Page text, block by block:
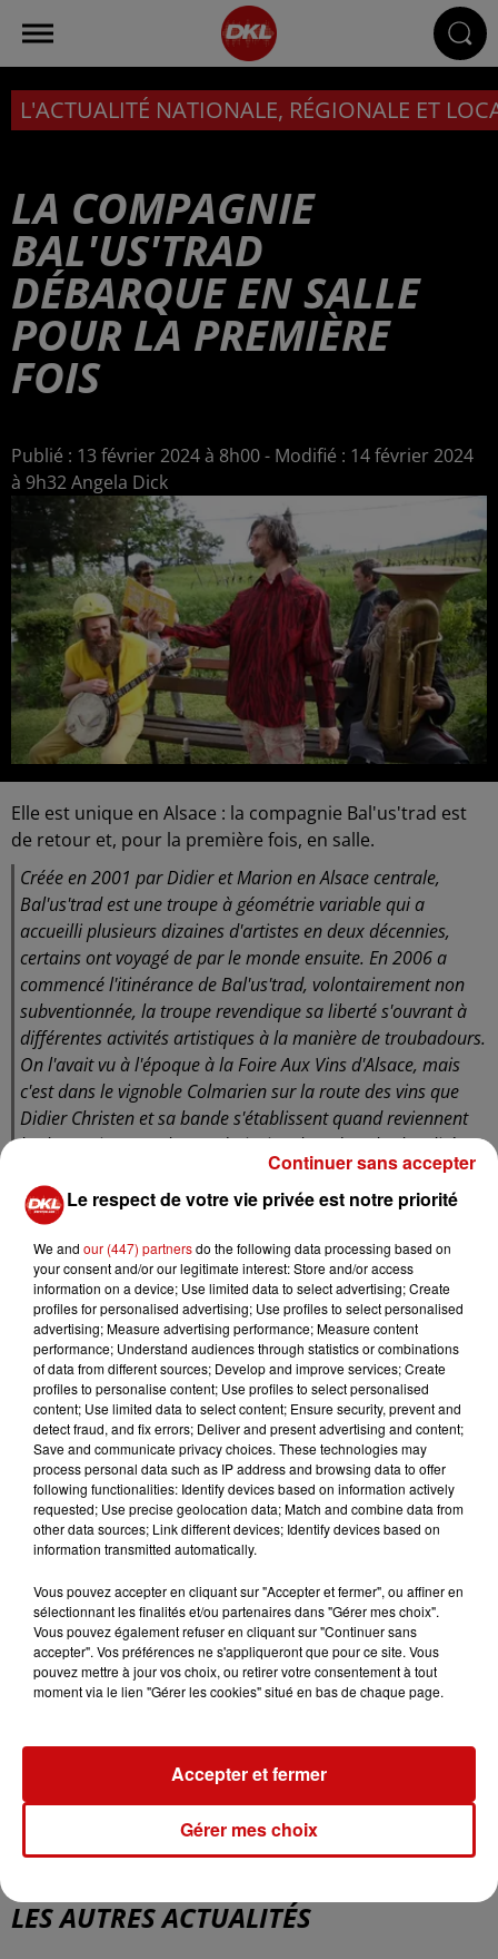
L'ACTUALITÉ NATIONALE, RÉGIONALE ET
LA COMPAGNIE
BAL'US'TRAD
DÉBARQUE EN SALLE
POUR LA PREMIÈRE
FOIS
Publié : 13 février 2024 à 8h00 - Modifié : 14 février 2024
à 9h32 Angela Dick
Elle est unique en Alsace : la compagnie Bal'us'trad est
de retour et, pour la première fois, en salle.
Créée en 2001 par Didier et Marion en Alsace centrale,
Bal'us'trad est une troupe à géométrie variable qui a
accueilli plusieurs dizaines d'artistes en deux décennies,
certains ont voyagé de par le monde ensuite. En 2006 a
commencé l'itinérance de Bal'us'trad, volontairement non
subventionnée, la troupe revendique sa liberté s'ouvrant à
différentes activités artistiques à la manière de troubadours.
On l'avait vu à l'époque à la Foire Aux Vins d'Alsace, mais
c'est dans le vignoble Colmarien sur la route des vins que
Didier Christen et sa bande s'établissent quand reviennent
les beaux jours. Bal'us'trad s'invite alors dans les localités
sans prévenir et assure le spectacle pour le bonheur des
habitants et des touristes.
Didier Christen :"Créer du lien, là où on est on essaye de
prendre le temps et il y a des endroits où on retourne
chaque année et c'est vrai que quand on retourne sur des
prestations, on est très content de revoir les gens qu'on a vu
déjà les années passées. Et en Alsace, voilà, on n'est pas tout
le temps sur des prestations où on retourne, mais au bout
de 20 ans, 22 ans, oui, il y a des endroits où on retourne."
Aujourd'hui, Bal'us'trad va à la rencontre d'un public en
salle, vendredi 20h à l'Espace Grün de Cernay, le 11 avril à
l'Illiade à Illkirch. 8 musiciens sur scène autour de l'album
"Le Jaune" sorti l'an dernier, des airs composés lors des
Pascal Kury
BAL US TRAD
LES AUTRES ACTUALITÉS
Le respect de votre vie privée est notre priorité
We and our (447) partnersdo the following data processing based on
your consent and/or our legitimate interest: Store and/or access
information on a device; Use limited data to select advertising; Create
profiles for personalised advertising; Use profiles to select personalised
advertising; Measure advertising performance; Measure content
performance; Understand audiences through statistics or combinations
of data from different sources; Develop and improve services; Create
profiles to personalise content; Use profiles to select personalised
content; Use limited data to select content; Ensure security, prevent and
detect fraud, and fix errors; Deliver and present advertising and content;
Save and communicate privacy choices. These technologies may
process personal data such as IP address and browsing data to offer
following functionalities: Identify devices based on information actively
requested; Use precise geolocation data; Match and combine data from
other data sources; Link different devices; Identify devices based on
information transmitted automatically.
Vous pouvez accepter en cliquant sur "Accepter et fermer", ou affiner en
sélectionnant les finalités et/ou partenaires dans "Gérer mes choix".
Vous pouvez également refuser en cliquant sur "Continuer sans
accepter". Vos préférences ne s'appliqueront que pour ce site. Vous
pouvez mettre à jour vos choix, ou retirer votre consentement à tout
moment via le lien "Gérer les cookies" situé en bas de chaque page.
Gérer mes choix
Accepter et fermer
Continuer sans accepter